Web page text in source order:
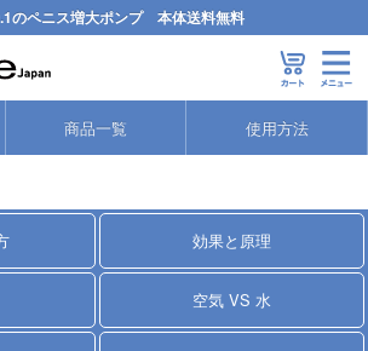
のペニス増大ポンプ 本体送料無料
商品一覧 使用方法
マックス
効果と原理
空気 VS 水